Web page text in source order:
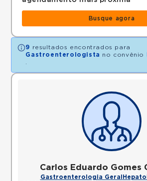
Busque agora
9 resultados encontrados para
Gastroenterologista no convênio
Carlos Eduardo Gomes
Gastroenterologia Geral